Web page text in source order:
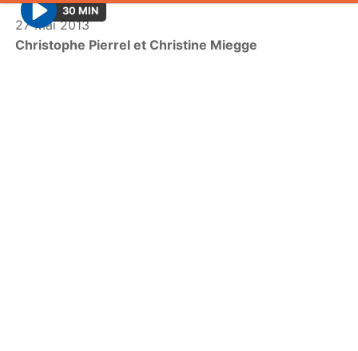
27 Mai 2013
P
l
30 MIN
Christophe Pierrel et Christine Miegge